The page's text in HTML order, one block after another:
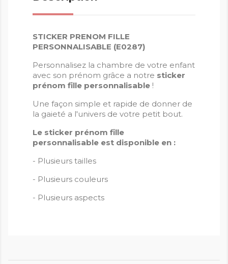
STICKER PRENOM FILLE
PERSONNALISABLE (E0287)
Personnalisez la chambre de votre enfant
avec son prénom grâce a notre sticker
prénom fille personnalisable !
Une façon simple et rapide de donner de
la gaieté a l'univers de votre petit bout.
Le sticker prénom fille
personnalisable est disponible en :
- Plusieurs tailles
- Plusieurs couleurs
- Plusieurs aspects